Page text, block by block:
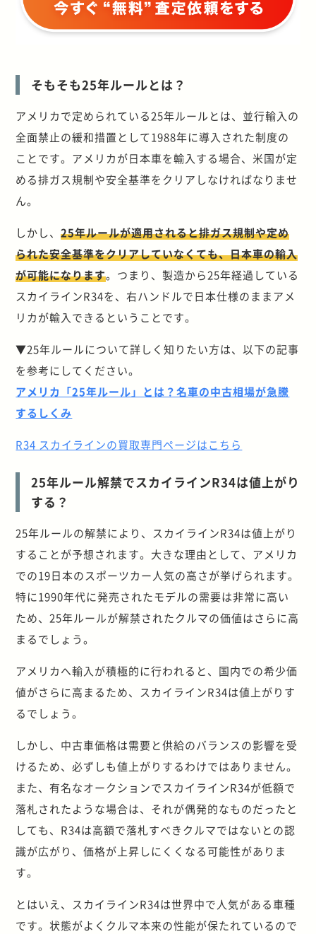
そもそも25年ルールとは？
アメリカで定められている25年ルールとは、並行輸入の
全面禁止の緩和措置として1988年に導入された制度の
ことです。アメリカが日本車を輸入する場合、米国が定
める排ガス規制や安全基準をクリアしなければなりませ
ん。
しかし、25年ルールが適用されると排ガス規制や定め
られた安全基準をクリアしていなくても、日本車の輸入
が可能になります。つまり、製造から25年経過している
スカイラインR34を、右ハンドルで日本仕様のままアメ
リカが輸入できるということです。
▼25年ルールについて詳しく知りたい方は、以下の記事
を参考にしてください。
アメリカ「25年ルール」とは？名車の中古相場が急騰
するしくみ
R34 スカイラインの買取専門ページはこちら
25年ルール解禁でスカイラインR34は値上がり
する？
25年ルールの解禁により、スカイラインR34は値上がり
することが予想されます。大きな理由として、アメリカ
での19日本のスポーツカー人気の高さが挙げられます。
特に1990年代に発売されたモデルの需要は非常に高い
ため、25年ルールが解禁されたクルマの価値はさらに高
まるでしょう。
アメリカへ輸入が積極的に行われると、国内での希少価
値がさらに高まるため、スカイラインR34は値上がりす
るでしょう。
しかし、中古車価格は需要と供給のバランスの影響を受
けるため、必ずしも値上がりするわけではありません。
また、有名なオークションでスカイラインR34が低額で
落札されたような場合は、それが偶発的なものだったと
しても、R34は高額で落札すべきクルマではないとの認
識が広がり、価格が上昇しにくくなる可能性がありま
す。
とはいえ、スカイラインR34は世界中で人気がある車種
です。状態がよくクルマ本来の性能が保たれているので